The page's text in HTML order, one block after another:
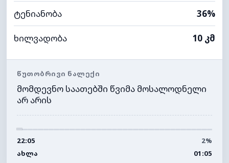
ტენიანობა 36%
ხილვადობა 10 კმ
ᲬᲣᲗᲝᲑᲠᲘᲕᲘ ᲜᲐᲚᲔᲥᲘ
მომდევნო საათებში წვიმა მოსალოდნელი
არ არის
22:05
2%
ᲐᲮᲚᲐ
01:05